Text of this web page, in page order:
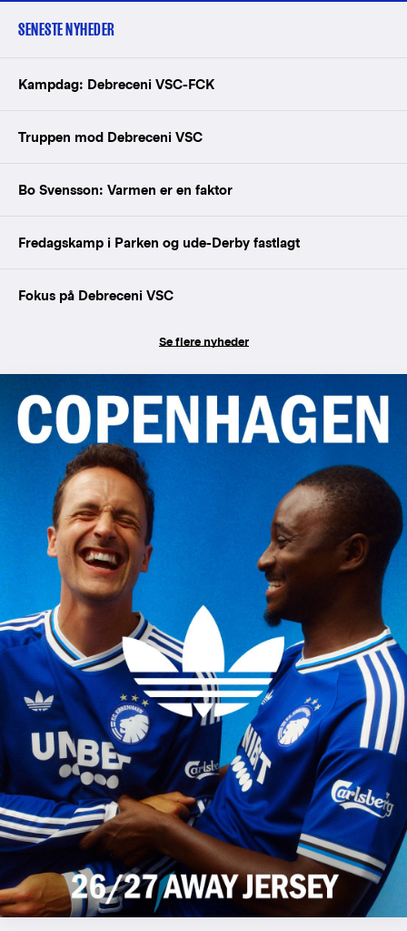
SENESTE NYHEDER
Kampdag: Debreceni VSC-FCK
Truppen mod Debreceni VSC
Bo Svensson: Varmen er en faktor
Fredagskamp i Parken og ude-Derby fastlagt
Fokus på Debreceni VSC
Se flere nyheder